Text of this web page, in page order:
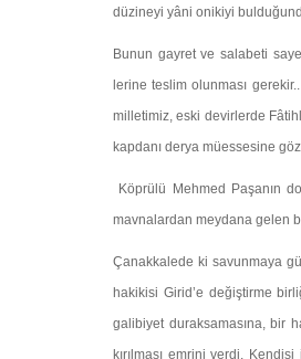
düzineyi yâni onikiyi
Bunun gayret ve salabeti
lerine teslim olunması
milletimiz, eski devirler­de
kapdanı derya müessesine
Köprülü Mehmed Paşanın
mavnalardan meydana gelen
Çanakkalede ki savunmaya
hakikisi Girid’e değiştirme
galibiyet duraksaması­na, bir
kırılması emrini verdi.